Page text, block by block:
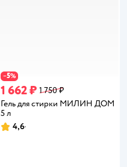
−5%
1 662 ₽ 1 750 ₽
Гель для стирки МИЛИН ДОМ
5 л
Рейтинг:
4,6